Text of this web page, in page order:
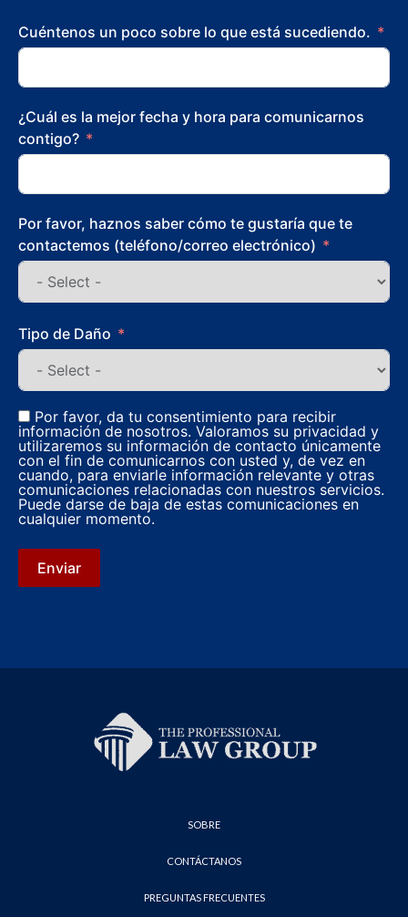
Cuéntenos un poco sobre lo que está sucediendo.
¿Cuál es la mejor fecha y hora para comunicarnos
contigo?
Por favor, haznos saber cómo te gustaría que te
contactemos (teléfono/correo electrónico)
Tipo de Daño
Por favor, da tu consentimiento para recibir
información de nosotros. Valoramos su privacidad y
utilizaremos su información de contacto únicamente
con el fin de comunicarnos con usted y, de vez en
cuando, para enviarle información relevante y otras
comunicaciones relacionadas con nuestros servicios.
Puede darse de baja de estas comunicaciones en
cualquier momento.
Enviar
SOBRE
CONTÁCTANOS
PREGUNTAS FRECUENTES